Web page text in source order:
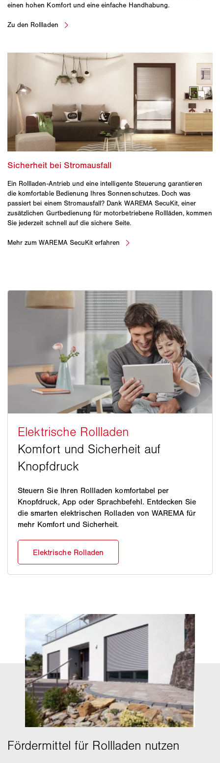
einen hohen Komfort und eine einfache Handhabung.
Ein Rollladen-Antrieb und eine intelligente Steuerung garantieren
die komfortable Bedienung Ihres Sonnenschutzes. Doch was
passiert bei einem Stromausfall? Dank WAREMA SecuKit, einer
zusätzlichen Gurtbedienung für motorbetriebene Rollläden, kommen
Sie jederzeit schnell auf die sichere Seite.
Steuern Sie Ihren Rollladen komfortabel per
Knopfdruck, App oder Sprachbefehl. Entdecken Sie
die smarten elektrischen Rolladen von WAREMA für
mehr Komfort und Sicherheit.